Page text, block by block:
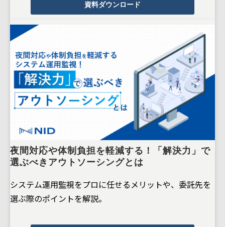
資料ダウンロード
夜間対応や体制負担を軽減する！「解決力」で
選ぶべきアウトソーシングとは
システム運用監視をプロに任せるメリットや、委託先を
選ぶ際のポイントを解説。